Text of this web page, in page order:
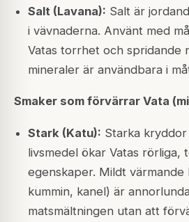
Salt (Lavana): Salt är
i vävnaderna. Använt med
Vatas torrhet och spridande
mineraler är användbara i
Smaker som förvärrar Vata
Stark (Katu): Starka
livsmedel ökar Vatas rörliga,
egenskaper. Mildt
kummin, kanel) är
matsmältningen utan att